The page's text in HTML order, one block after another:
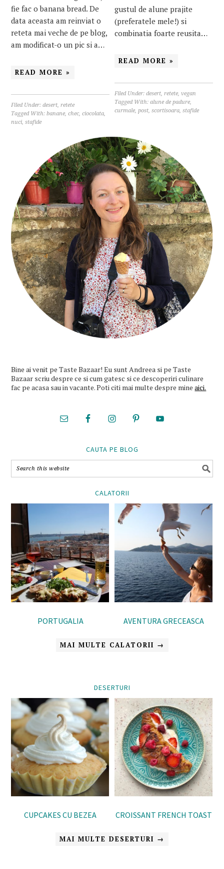
fie fac o banana bread. De
data aceasta am reinviat o
reteta mai veche de pe blog,
am modificat-o un pic si a…
READ MORE »
Filed Under:desert,retete
Tagged With:banane,chec,ciocolata,
nuci,stafide
gustul de alune prajite
(preferatele mele!) si
combinatia foarte reusita…
READ MORE »
Filed Under:desert,retete,vegan
Tagged With:alune de padure,
curmale,post,scortisoara,stafide
Bine ai venit pe Taste Bazaar! Eu sunt Andreea si pe Taste
Bazaar scriu despre ce si cum gatesc si ce descoperiri culinare
fac pe acasa sau in vacante. Poti citi mai multe despre mineaici.
CAUTA PE BLOG
CALATORII
PORTUGALIA AVENTURA GRECEASCA
MAI MULTE CALATORII →
DESERTURI
CUPCAKES CU BEZEA CROISSANT FRENCH TOAST
MAI MULTE DESERTURI →